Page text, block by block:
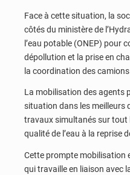
Face à cette situation, la
côtés du ministère de
l’eau potable (ONEP) pour
dépollution et la prise en
la coordination des
La mobilisation des agents
situation dans les meilleurs
travaux simultanés sur tout
qualité de l’eau à la reprise
Cette prompte mobilisation
qui travaille en liaison avec